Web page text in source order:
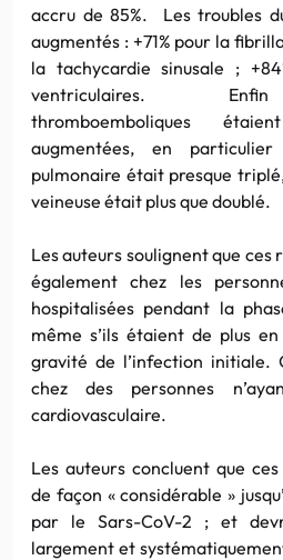
accru de 85%. Les troubles
augmentés : +71% pour la
la tachycardie sinusale ;
ventriculaires. Enfin
thromboemboliques
augmentées, en
pulmonaire était presque
veineuse était plus que doublé.
Les auteurs soulignent que
également chez les
hospitalisées pendant la
même s’ils étaient de plus
gravité de l’infection initiale.
chez des personnes
cardiovasculaire.
Les auteurs concluent que
de façon « considérable »
par le Sars-CoV-2 ; et
largement et